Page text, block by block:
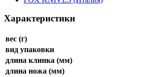
Характеристики
вес (г)
вид упаковки
длина клинка (мм)
длина ножа (мм)